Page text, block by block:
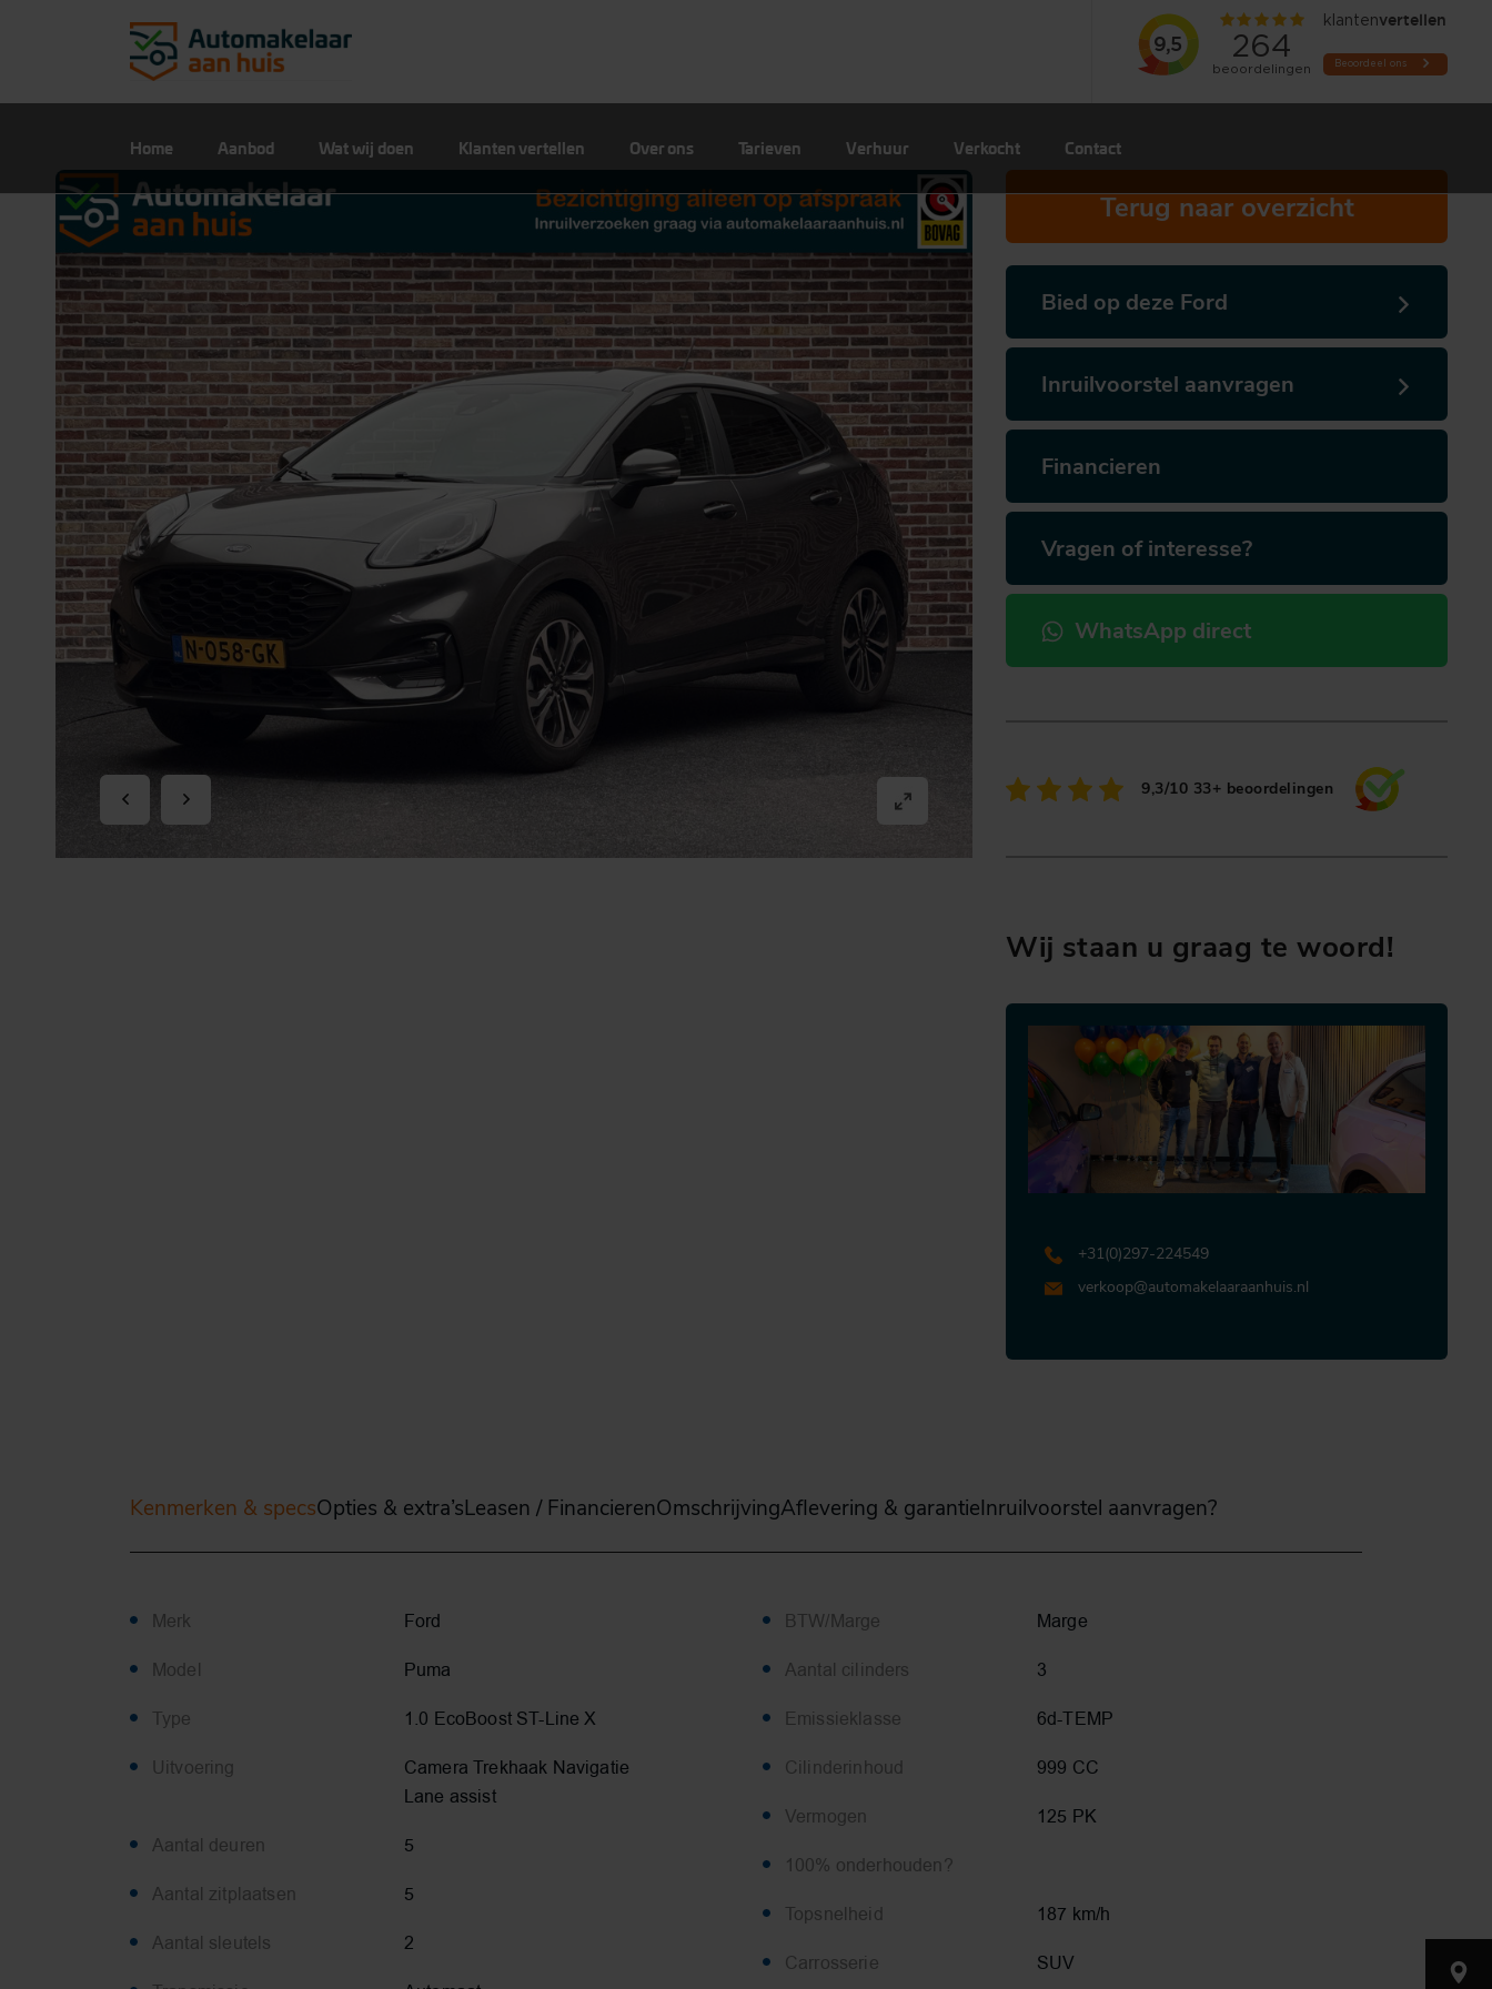
Home Aanbod Wat wij doen Klanten vertellen Over ons Tarieven Verhuur Verkocht Contact
Terug naar overzicht
Bied op deze Ford
Inruilvoorstel aanvragen
Financieren
Vragen of interesse?
WhatsApp direct
9,3/10 33+ beoordelingen
Wij staan u graag te woord!
+31 (0)297-224549
verkoop@automakelaaraanhuis.nl
Kenmerken & specsOpties & extra’sLeasen / FinancierenOmschrijvingAflevering & garantieInruilvoorstel aanvragen?
Merk
Ford
Model
Puma
Type
1.0 EcoBoost ST-Line X
Uitvoering
Camera Trekhaak Navigatie
Lane assist
Aantal deuren
5
Aantal zitplaatsen
5
Aantal sleutels
2
BTW/Marge
Marge
Aantal cilinders
3
Emissieklasse
6d-TEMP
Cilinderinhoud
999 CC
Vermogen
125 PK
100% onderhouden?
Topsnelheid
187 km/h
Carrosserie
SUV